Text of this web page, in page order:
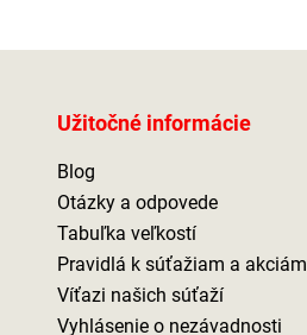
Užitočné informácie
Blog
Otázky a odpovede
Tabuľka veľkostí
Pravidlá k súťažiam a akciám
Víťazi našich súťaží
Vyhlásenie o nezávadnosti